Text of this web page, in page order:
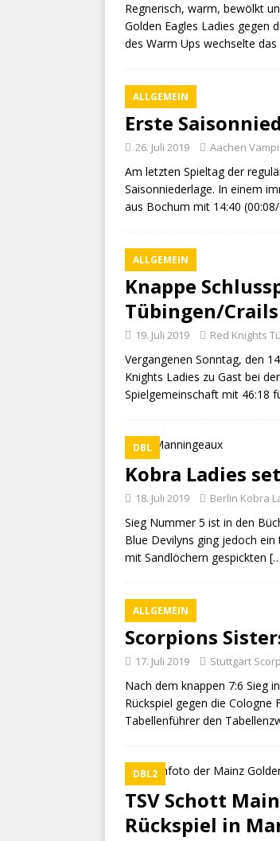
Regnerisch, warm, bewölkt
Golden Eagles Ladies gegen
des Warm Ups wechselte
ALLGEMEIN
Erste
26. Juli 2019 Aachen
Am letzten Spieltag der
Saisonniederlage. In einem
aus Bochum mit 14:40
ALLGEMEIN
Knappe
Tübingen/
19. Juli 2019 Red Knights
Vergangenen Sonntag, den
Knights Ladies zu Gast bei
Spielgemeinschaft mit 46:18
DBL
Kobra Ladies
18. Juli 2019 Berlin Kobra
Sieg Nummer 5 ist in den
Blue Devilyns ging jedoch
mit Sandlöchern gespickten
ALLGEMEIN
Scorpions
17. Juli 2019 Stuttgart
Nach dem knappen 7:6 Sieg
Rückspiel gegen die
Tabellenführer den
DBL2
TSV Schott
Rückspiel in